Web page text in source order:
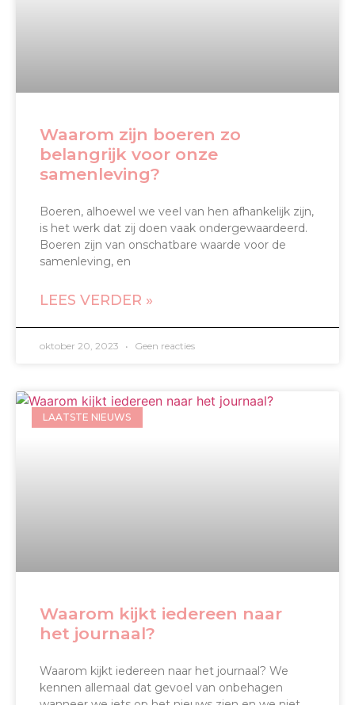
Waarom zijn boeren zo
belangrijk voor onze
samenleving?
Boeren, alhoewel we veel van hen afhankelijk zijn,
is het werk dat zij doen vaak ondergewaardeerd.
Boeren zijn van onschatbare waarde voor de
samenleving, en
LEES VERDER »
oktober 20, 2023 Geen reacties
LAATSTE NIEUWS
Waarom kijkt iedereen naar
het journaal?
Waarom kijkt iedereen naar het journaal? We
kennen allemaal dat gevoel van onbehagen